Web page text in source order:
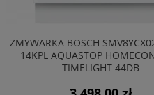
ODKURZACZ
ECO VM3041